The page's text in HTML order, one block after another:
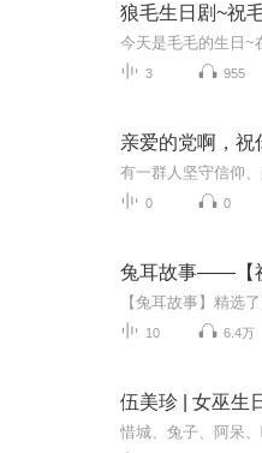
狼毛生日剧~祝
3 955
亲爱的党啊，祝
0 0
兔耳故事——【
10 6.4万
伍美珍 | 女巫生